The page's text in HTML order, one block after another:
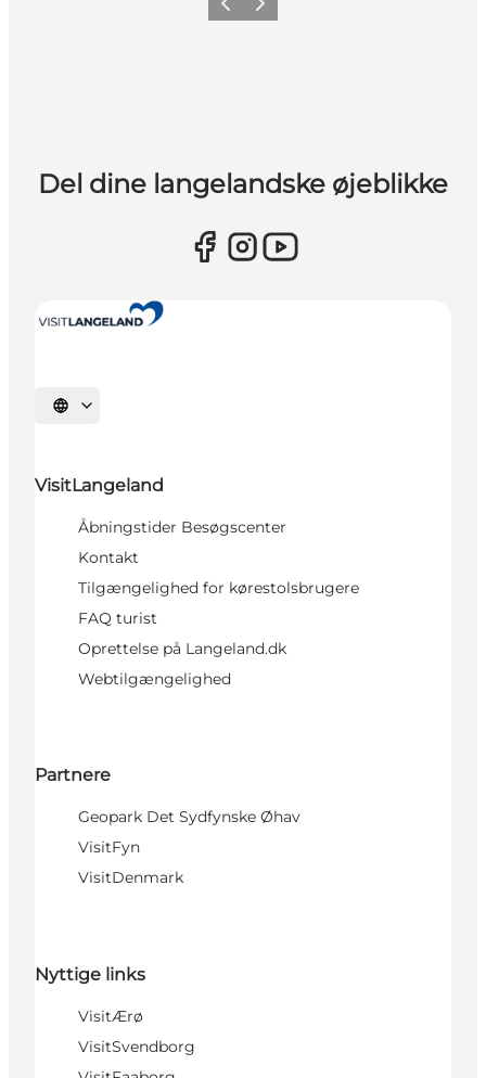
ForrigeNæste
Del dine langelandske øjeblikke
Vælg sprog
VisitLangeland
Åbningstider Besøgscenter
Kontakt
Tilgængelighed for kørestolsbrugere
FAQ turist
Oprettelse på Langeland.dk
Webtilgængelighed
Partnere
Geopark Det Sydfynske Øhav
VisitFyn
VisitDenmark
Nyttige links
VisitÆrø
VisitSvendborg